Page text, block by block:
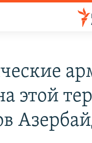
этой